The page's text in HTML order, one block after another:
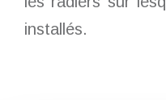
installés.